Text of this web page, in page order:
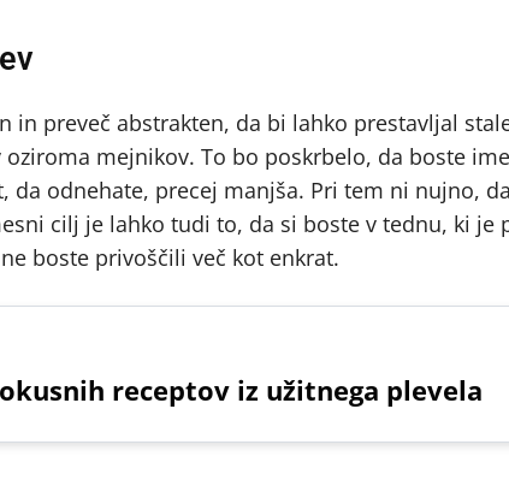
preveč abstrakten, da bi lahko prestavljal
mejnikov. To bo poskrbelo, da boste
odnehate, precej manjša. Pri tem ni nujno,
cilj je lahko tudi to, da si boste v tednu, ki je
boste privoščili več kot enkrat.
receptov iz užitnega plevela